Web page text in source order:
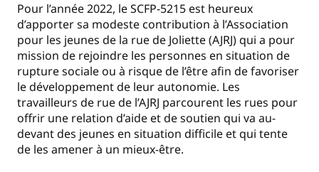
Pour l’année 2022, le SCFP-5215 est heureux
d’apporter sa modeste contribution à l’Association
pour les jeunes de la rue de Joliette (AJRJ) qui a pour
mission de rejoindre les personnes en situation de
rupture sociale ou à risque de l’être afin de favoriser
le développement de leur autonomie. Les
travailleurs de rue de l’AJRJ parcourent les rues pour
offrir une relation d’aide et de soutien qui va au-
devant des jeunes en situation difficile et qui tente
de les amener à un mieux-être.